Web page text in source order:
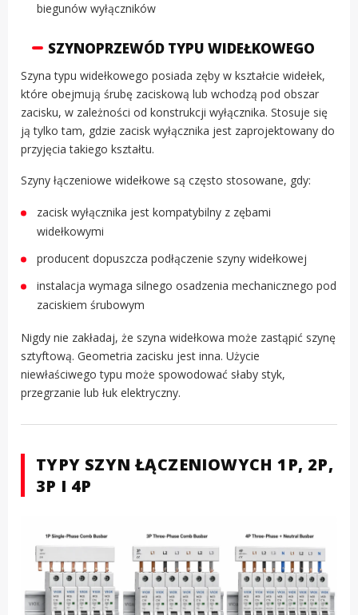
biegunów wyłączników
SZYNOPRZEWÓD TYPU WIDEŁKOWEGO
Szyna typu widełkowego posiada zęby w kształcie widełek,
które obejmują śrubę zaciskową lub wchodzą pod obszar
zacisku, w zależności od konstrukcji wyłącznika. Stosuje się
ją tylko tam, gdzie zacisk wyłącznika jest zaprojektowany do
przyjęcia takiego kształtu.
Szyny łączeniowe widełkowe są często stosowane, gdy:
zacisk wyłącznika jest kompatybilny z zębami
widełkowymi
producent dopuszcza podłączenie szyny widełkowej
instalacja wymaga silnego osadzenia mechanicznego pod
zaciskiem śrubowym
Nigdy nie zakładaj, że szyna widełkowa może zastąpić szynę
sztyftową. Geometria zacisku jest inna. Użycie
niewłaściwego typu może spowodować słaby styk,
przegrzanie lub łuk elektryczny.
TYPY SZYN ŁĄCZENIOWYCH 1P, 2P,
3P I 4P